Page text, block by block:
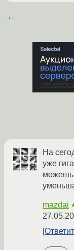
←
На
уже
mazdai